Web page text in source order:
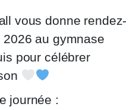
vous donne rendez-
au gymnase
pour célébrer
journée :